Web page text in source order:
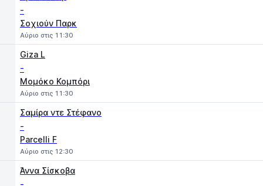
-
Σοχιούν Παρκ
Αύριο στις 11:30
Giza L
-
Μομόκο Κομπόρι
Αύριο στις 11:30
Σαμίρα ντε Στέφανο
-
Parcelli F
Αύριο στις 12:30
Άννα Σίσκοβα